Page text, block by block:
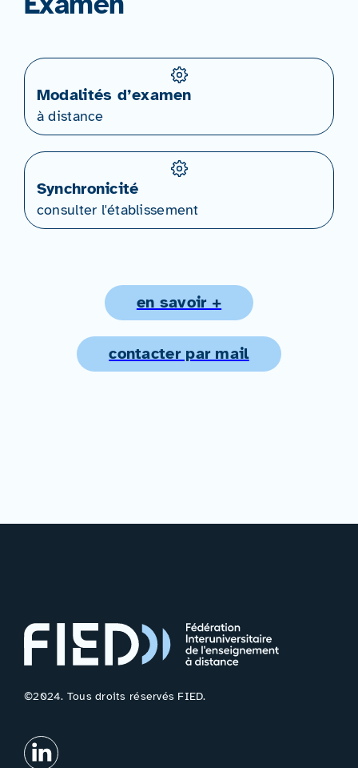
Modalités d’examen
à distance
Synchronicité
consulter l'établissement
en savoir +
contacter par mail
©2024. Tous droits réservés FIED.